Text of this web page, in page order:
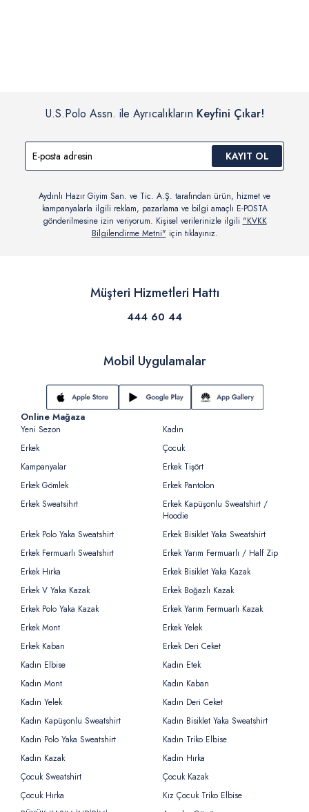
U.S.Polo Assn. ile Ayrıcalıkların Keyfini Çıkar!
KAYIT OL
Aydınlı Hazır Giyim San. ve Tic. A.Ş. tarafından ürün, hizmet ve
kampanyalarla ilgili reklam, pazarlama ve bilgi amaçlı E-POSTA
gönderilmesine izin veriyorum. Kişisel verilerinizle ilgili "KVKK
Bilgilendirme Metni" için tıklayınız.
Müşteri Hizmetleri Hattı
444 60 44
Mobil Uygulamalar
Online Mağaza
Yeni Sezon
Kadın
Erkek
Çocuk
Kampanyalar
Erkek Tişört
Erkek Gömlek
Erkek Pantolon
Erkek Sweatsihrt
Erkek Kapüşonlu Sweatshirt /
Hoodie
Erkek Polo Yaka Sweatshirt
Erkek Bisiklet Yaka Sweatshirt
Erkek Fermuarlı Sweatshirt
Erkek Yarım Fermuarlı / Half Zip
Erkek Hırka
Erkek Bisiklet Yaka Kazak
Erkek V Yaka Kazak
Erkek Boğazlı Kazak
Erkek Polo Yaka Kazak
Erkek Yarım Fermuarlı Kazak
Erkek Mont
Erkek Yelek
Erkek Kaban
Erkek Deri Ceket
Kadın Elbise
Kadın Etek
Kadın Mont
Kadın Kaban
Kadın Yelek
Kadın Deri Ceket
Kadın Kapüşonlu Sweatshirt
Kadın Bisiklet Yaka Sweatshirt
Kadın Polo Yaka Sweatshirt
Kadın Triko Elbise
Kadın Kazak
Kadın Hırka
Çocuk Sweatshirt
Çocuk Kazak
Çocuk Hırka
Kız Çocuk Triko Elbise